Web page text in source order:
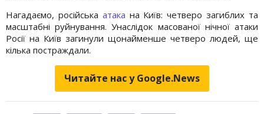
Нагадаємо, російська атака на Київ: четверо загиблих та
масштабні руйнування. Унаслідок масованої нічної атаки
Росії на Київ загинули щонайменше четверо людей, ще
кілька постраждали.
Читайте нас у Google.News